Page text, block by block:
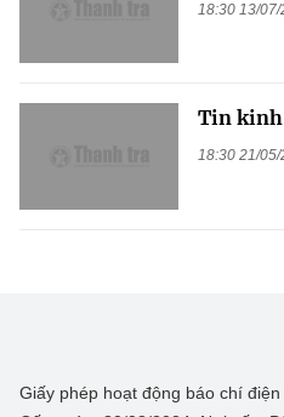
18:30 13/
Tin kinh
18:30 21/
Giấy phép hoạt động báo chí